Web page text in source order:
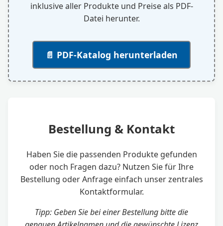
inklusive aller Produkte und Preise als PDF-
Datei herunter.
📄 PDF-Katalog herunterladen
Bestellung & Kontakt
Haben Sie die passenden Produkte gefunden
oder noch Fragen dazu? Nutzen Sie für Ihre
Bestellung oder Anfrage einfach unser zentrales
Kontaktformular.
Tipp: Geben Sie bei einer Bestellung bitte die